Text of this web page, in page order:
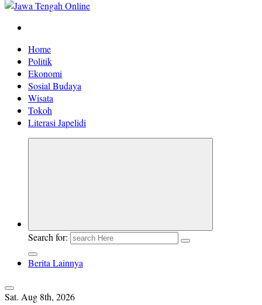
Berita Jawa Tengah Terbaru dan Terkini
Home
Politik
Ekonomi
Sosial Budaya
Wisata
Tokoh
Literasi Japelidi
Search for:
Berita Lainnya
Sat. Aug 8th, 2026